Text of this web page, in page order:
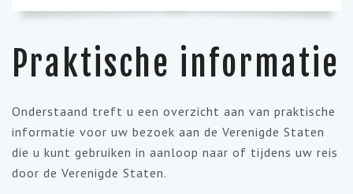
Praktische informatie
Onderstaand treft u een overzicht aan van praktische
informatie voor uw bezoek aan de Verenigde Staten
die u kunt gebruiken in aanloop naar of tijdens uw reis
door de Verenigde Staten.